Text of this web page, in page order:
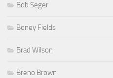
Bob Seger
Boney Fields
Brad Wilson
Breno Brown